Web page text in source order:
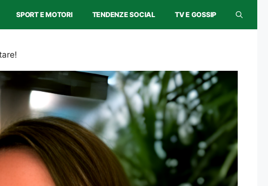
SPORT E MOTORI TENDENZE SOCIAL TV E GOSSIP